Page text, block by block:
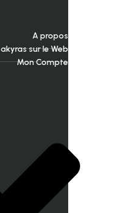
A propos
akyras sur le Web
Mon Compte